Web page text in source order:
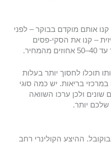
אותם מוקדם בבוקר – לפני
פיזית – קנו את הסקי-פסים
תוכלו לחסוך יותר בעלות
בריאות. יש כמה סוגי
שונים ולכן ערכו השוואה
יותר.
ההיצע הקולינרי רחב